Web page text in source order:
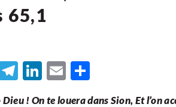
65,1
Telegram
LinkedIn
Email
! On te louera dans Sion, Et l’on